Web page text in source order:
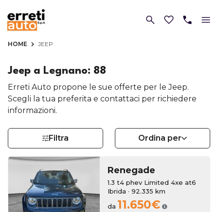
HOME JEEP
Jeep a Legnano: 88
Erreti Auto propone le sue offerte per le Jeep.
Scegli la tua preferita e contattaci per richiedere
informazioni.
Filtra Ordina per
Renegade
1.3 t4 phev Limited 4xe at6
Ibrida · 92.335 km
da 11.650€